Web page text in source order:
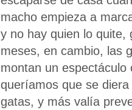
macho empieza a
y no hay quien lo quite,
meses, en cambio, las
montan un
queríamos que se
gatas, y más valía